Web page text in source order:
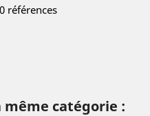
références
catégorie :